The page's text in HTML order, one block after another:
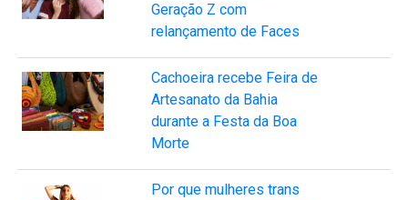
Geração Z com
relançamento de Faces
Cachoeira recebe Feira de
Artesanato da Bahia
durante a Festa da Boa
Morte
Por que mulheres trans